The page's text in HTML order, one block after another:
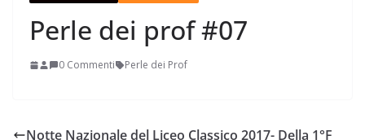
Perle dei prof #07
0 Commenti Perle dei Prof
Notte Nazionale del Liceo Classico 2017- Della 1°F